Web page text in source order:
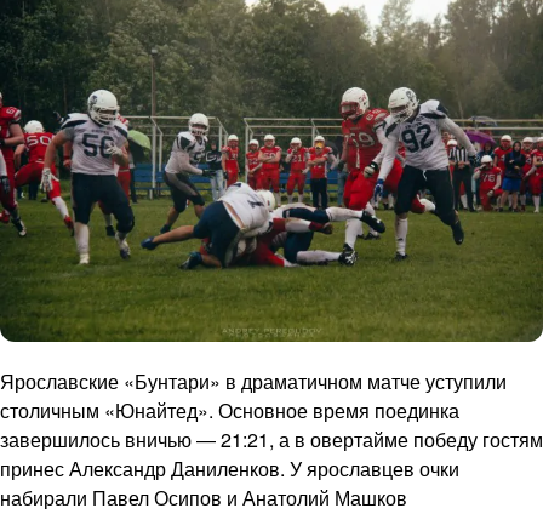
Ярославские «Бунтари» в драматичном матче уступили
столичным «Юнайтед». Основное время поединка
завершилось вничью — 21:21, а в овертайме победу гостям
принес Александр Даниленков. У ярославцев очки
набирали Павел Осипов и Анатолий Машков